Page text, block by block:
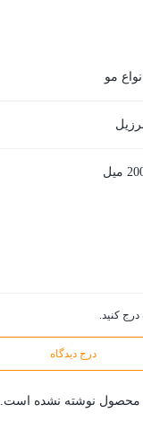
انواع مو
میل
کنید.
درج دیدگاه
محصول نوشته نشده است.